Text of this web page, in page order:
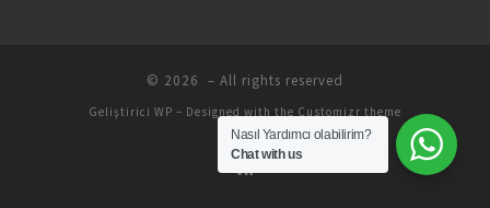
© 2026 – All rights reserved
Geliştirici WP – Designed with the Customizr theme
Nasıl Yardımcı olabilirim?
Chat with us